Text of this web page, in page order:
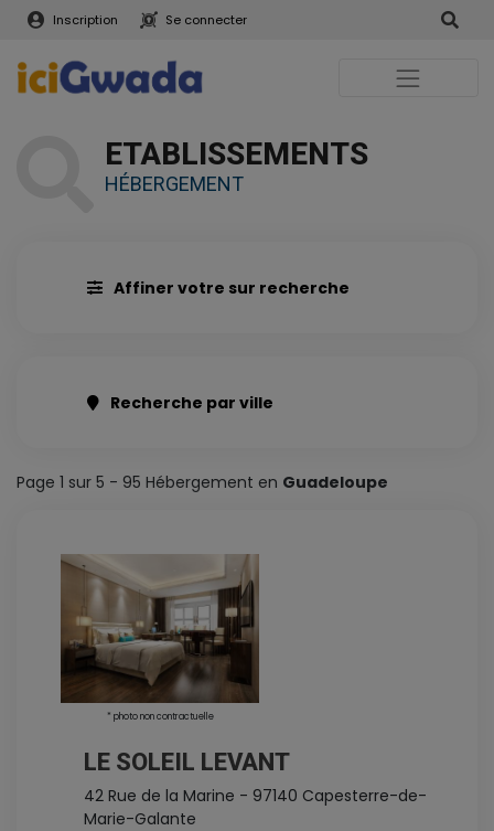
Inscription Se connecter
ETABLISSEMENTS
HÉBERGEMENT
Affiner votre sur recherche
Recherche par ville
Page 1 sur 5 - 95 Hébergement en Guadeloupe
* photo non contractuelle
LE SOLEIL LEVANT
42 Rue de la Marine - 97140 Capesterre-de-
Marie-Galante